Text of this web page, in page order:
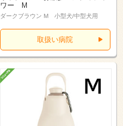
ワー M
ダークブラウン M 小型犬/中型犬用
取扱い病院